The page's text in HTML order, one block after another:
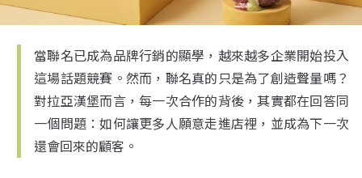
當聯名已成為品牌行銷的顯學，越來越多企業開始投入
這場話題競賽。然而，聯名真的只是為了創造聲量嗎？
對拉亞漢堡而言，每一次合作的背後，其實都在回答同
一個問題：如何讓更多人願意走進店裡，並成為下一次
還會回來的顧客。